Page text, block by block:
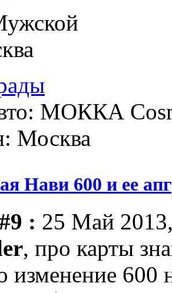
МОККА
Москва
Нави 600 и ее
: 25 Май
, про карты
изменение 600